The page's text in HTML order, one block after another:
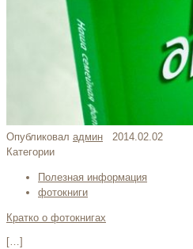
Опубликовал админ
2014.02.02
Категории
Полезная информация
фотокниги
Кратко о фотокнигах
[…]